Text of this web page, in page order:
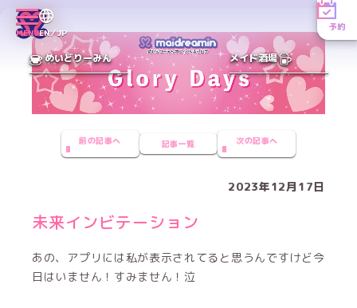
MENUEN／JP
予約
めいどりーみん メイド酒場
前の記事へ 記事一覧 次の記事へ
2023年12月17日
未来インビテーション
あの、アプリには私が表示されてると思うんですけど今
日はいません！すみません！泣